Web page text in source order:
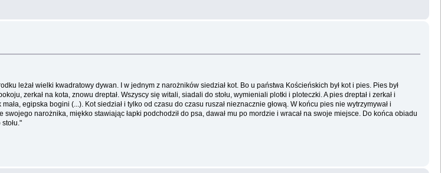
leżał wielki kwadratowy dywan. I w jednym z narożników siedział kot. Bo u państwa Kościeńskich był kot i pies. Pies był
zerkał na kota, znowu dreptał. Wszyscy się witali, siadali do stołu, wymieniali plotki i ploteczki. A pies dreptał i zerkał i
egipska bogini (...). Kot siedział i tylko od czasu do czasu ruszał nieznacznie głową. W końcu pies nie wytrzymywał i
narożnika, miękko stawiając łapki podchodził do psa, dawał mu po mordzie i wracał na swoje miejsce. Do końca obiadu